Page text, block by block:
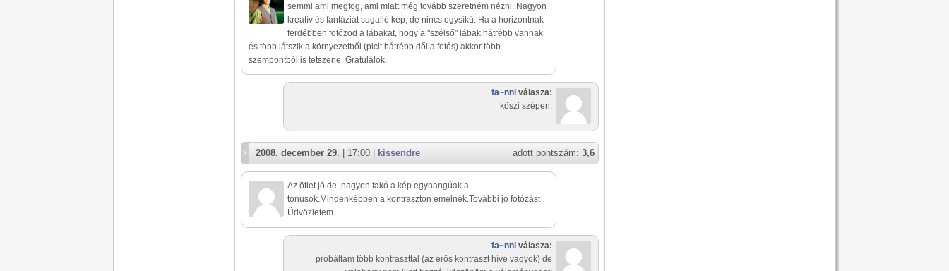
semmi ami megfog, ami miatt még tovább szeretném nézni. Nagyon
kreatív és fantáziát sugalló kép, de nincs egysíkú. Ha a horizontnak
ferdébben fotózod a lábakat, hogy a "szélső" lábak hátrébb vannak
és több látszik a környezetből (picit hátrébb dől a fotós) akkor több
szempontból is tetszene. Gratulálok.
fa~nni válasza:
köszi szépen.
adott pontszám: 3,6
2008. december 29. | 17:00 | kissendre
Az ötlet jó de ,nagyon fakó a kép egyhangúak a
tónusok.Mindenképpen a kontraszton emelnék.További jó fotózást
Üdvözletem.
fa~nni válasza:
próbáltam több kontraszttal (az erős kontraszt híve vagyok) de